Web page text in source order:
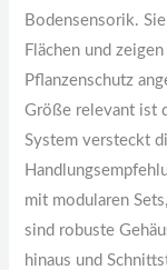
Bodensensorik.
Flächen und
Pflanzenschutz
Größe relevant ist
System versteckt
mit modularen
sind robuste
hinaus und